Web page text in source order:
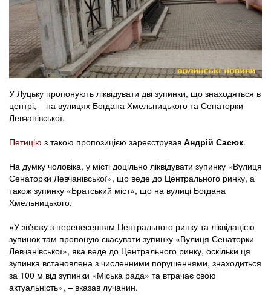
У Луцьку пропонують ліквідувати дві зупинки, що знаходяться в
центрі, – на вулицях Богдана Хмельницького та Сенаторки
Левчанівської.
Петицію з такою пропозицією зареєстрував Андрій Сасюк.
На думку чоловіка, у місті доцільно ліквідувати зупинку «Вулиця
Сенаторки Левчанівської», що веде до Центрального ринку, а
також зупинку «Братський міст», що на вулиці Богдана
Хмельницького.
«У зв'язку з перенесенням Центрального ринку та ліквідацією
зупинок там пропоную скасувати зупинку «Вулиця Сенаторки
Левчанівської», яка веде до Центрального ринку, оскільки ця
зупинка встановлена з численними порушеннями, знаходиться
за 100 м від зупинки «Міська рада» та втрачає свою
актуальність», – вказав лучанин.